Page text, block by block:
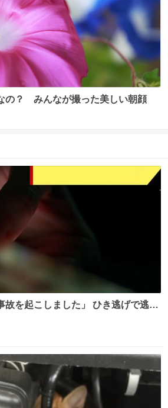
の？ みんなが撮った美しい朝顔
故を起こしました」 ひき逃げで逃走
警察が男のスマホを押
する前に事故の詳しい状況やどう
に警察に話すように」だった。